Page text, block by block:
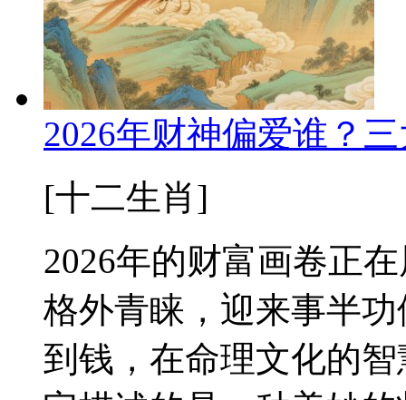
2026年财神偏爱谁？
[十二生肖]
2026年的财富画卷正
格外青睐，迎来事半
到钱，在命理文化的